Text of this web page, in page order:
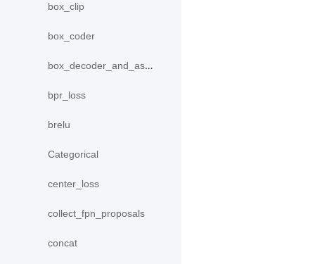
box_clip
box_coder
box_decoder_and_assign
bpr_loss
brelu
Categorical
center_loss
collect_fpn_proposals
concat